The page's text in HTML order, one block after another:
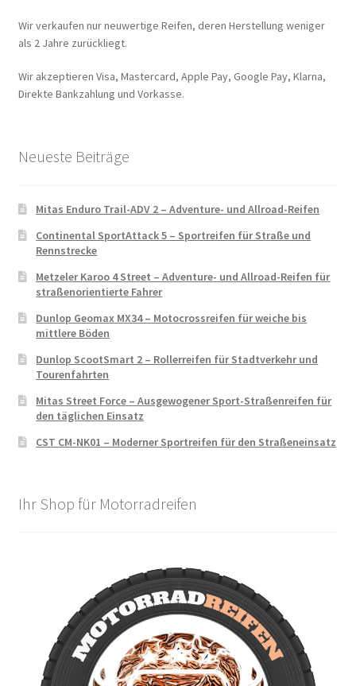
Wir verkaufen nur neuwertige Reifen, deren Herstellung weniger
als 2 Jahre zurückliegt.
Wir akzeptieren Visa, Mastercard, Apple Pay, Google Pay, Klarna,
Direkte Bankzahlung und Vorkasse.
Neueste Beiträge
Mitas Enduro Trail-ADV 2 – Adventure- und Allroad-Reifen
Continental SportAttack 5 – Sportreifen für Straße und
Rennstrecke
Metzeler Karoo 4 Street – Adventure- und Allroad-Reifen für
straßenorientierte Fahrer
Dunlop Geomax MX34 – Motocrossreifen für weiche bis
mittlere Böden
Dunlop ScootSmart 2 – Rollerreifen für Stadtverkehr und
Tourenfahrten
Mitas Street Force – Ausgewogener Sport-Straßenreifen für
den täglichen Einsatz
CST CM-NK01 – Moderner Sportreifen für den Straßeneinsatz
Ihr Shop für Motorradreifen